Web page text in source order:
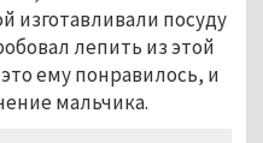
изготавливали посуду
лепить из этой
ему понравилось, и
мальчика.